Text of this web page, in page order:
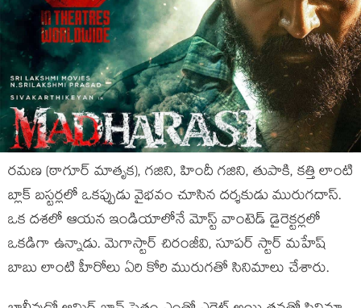
రమణ (ఠాగూర్ మాతృక), గజిని, హిందీ గజిని, తుపాకి, కత్తి లాంటి
బ్లాక్ బస్టర్లలో ఒకప్పుడు వైభవం చూసిన దర్శకుడు మురుగదాస్.
ఒక దశలో ఆయన ఇండియాలోనే మోస్ట్ వాంటెడ్ డైరెక్టర్లలో
ఒకడిగా ఉన్నాడు. మెగాస్టార్ చిరంజీవి, సూపర్ స్టార్ మహేష్
బాబు లాంటి హీరోలు ఏరి కోరి మురుగతో సినిమాలు చేశారు.